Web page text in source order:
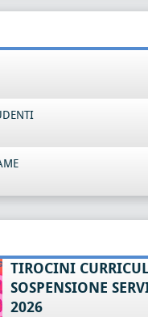
TIROCINI
SOSPENSIONE
2026